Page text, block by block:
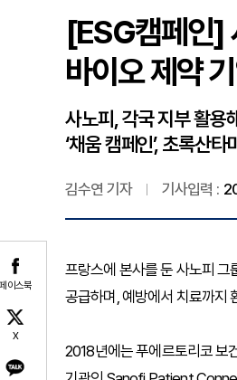
이스북
X
[ESG캠페인]
바이오 제약
사노피, 각국 지부 활용
‘채움 캠페인’, 초록산
김수연 기자 기사입력 :
프랑스에 본사를 둔 사노피
공급하며, 예방에서 치료까지
2018년에는 푸에르토리코 보